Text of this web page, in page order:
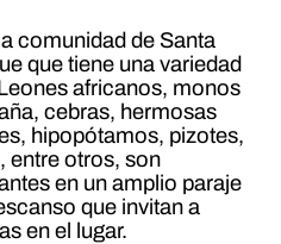
comunidad de Santa
que tiene una variedad
africanos, monos
cebras, hermosas
hipopótamos, pizotes,
entre otros, son
en un amplio paraje
que invitan a
en el lugar.